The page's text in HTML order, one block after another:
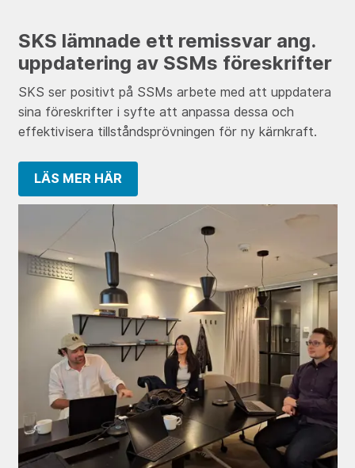
SKS lämnade ett remissvar ang.
uppdatering av SSMs föreskrifter
SKS ser positivt på SSMs arbete med att uppdatera
sina föreskrifter i syfte att anpassa dessa och
effektivisera tillståndsprövningen för ny kärnkraft.
LÄS MER HÄR